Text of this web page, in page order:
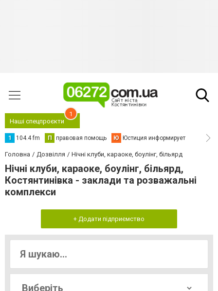
Наші спецпроєкти
1
1 104.4 fm П правовая помощь Ю Юстиция информирует
Головна Дозвілля Нічні клуби, караоке, боулінг, більярд
Нічні клуби, караоке, боулінг, більярд,
Костянтинівка - заклади та розважальні
комплекси
+ Додати підприємство